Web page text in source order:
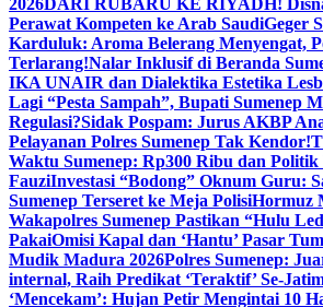
2026DARI RUBARU KE RIYADH!
Perawat Kompeten ke Arab SaudiGeger
Karduluk: Aroma Belerang Menyengat,
Terlarang!Nalar Inklusif di Beranda
IKA UNAIR dan Dialektika Estetika
Lagi “Pesta Sampah”, Bupati Sumenep
Regulasi?Sidak Pospam: Jurus AKBP
Pelayanan Polres Sumenep Tak Kendor!
Waktu Sumenep: Rp300 Ribu dan Politik
FauziInvestasi “Bodong” Oknum Guru:
Sumenep Terseret ke Meja PolisiHormuz
Wakapolres Sumenep Pastikan “Hulu
PakaiOmisi Kapal dan ‘Hantu’ Pasar
Mudik Madura 2026Polres Sumenep:
internal, Raih Predikat ‘Teraktif’ Se-
‘Mencekam’: Hujan Petir Mengintai 10